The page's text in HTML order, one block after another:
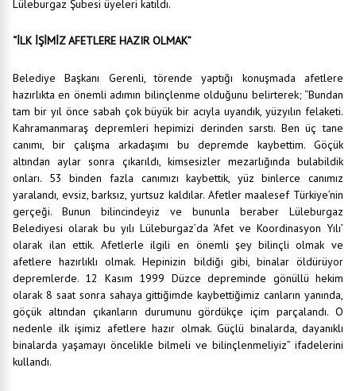
Lüleburgaz Şubesi üyeleri katıldı.
“İLK İŞİMİZ AFETLERE HAZIR OLMAK”
Belediye Başkanı Gerenli, törende yaptığı konuşmada afetlere
hazırlıkta en önemli adımın bilinçlenme olduğunu belirterek; “Bundan
tam bir yıl önce sabah çok büyük bir acıyla uyandık, yüzyılın felaketi.
Kahramanmaraş depremleri hepimizi derinden sarstı. Ben üç tane
canımı, bir çalışma arkadaşımı bu depremde kaybettim. Göçük
altından aylar sonra çıkarıldı, kimsesizler mezarlığında bulabildik
onları. 53 binden fazla canımızı kaybettik, yüz binlerce canımız
yaralandı, evsiz, barksız, yurtsuz kaldılar. Afetler maalesef Türkiye’nin
gerçeği. Bunun bilincindeyiz ve bununla beraber Lüleburgaz
Belediyesi olarak bu yılı Lüleburgaz’da ‘Afet ve Koordinasyon Yılı’
olarak ilan ettik. Afetlerle ilgili en önemli şey bilinçli olmak ve
afetlere hazırlıklı olmak. Hepinizin bildiği gibi, binalar öldürüyor
depremlerde. 12 Kasım 1999 Düzce depreminde gönüllü hekim
olarak 8 saat sonra sahaya gittiğimde kaybettiğimiz canların yanında,
göçük altından çıkanların durumunu gördükçe içim parçalandı. O
nedenle ilk işimiz afetlere hazır olmak. Güçlü binalarda, dayanıklı
binalarda yaşamayı öncelikle bilmeli ve bilinçlenmeliyiz” ifadelerini
kullandı.